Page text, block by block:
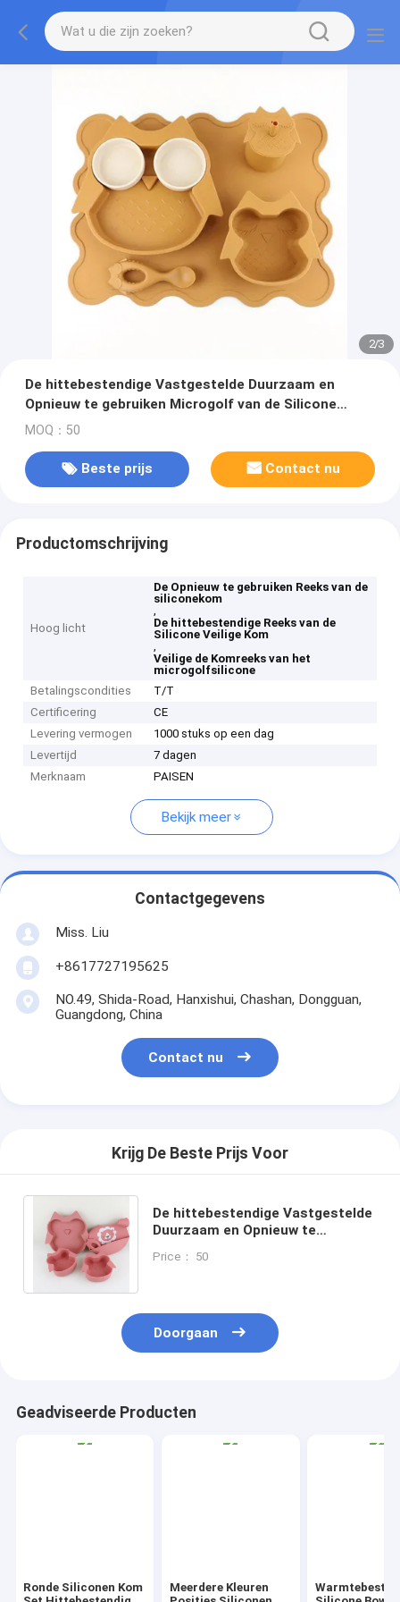
3/3
De hittebestendige Vastgestelde Duurzaam en
Opnieuw te gebruiken Microgolf van de Silicone
Veilige Kom
MOQ：50
Beste prijs Contact nu
Productomschrijving
Hoog licht
De Opnieuw te gebruiken Reeks van de
siliconekom
,
De hittebestendige Reeks van de
Silicone Veilige Kom
,
Veilige de Komreeks van het
microgolfsilicone
Betalingscondities
T/T
Certificering
CE
Levering vermogen
1000 stuks op een dag
Levertijd
7 dagen
Merknaam
PAISEN
Bekijk meer
Contactgegevens
Miss. Liu
+8617727195625
NO.49, Shida-Road, Hanxishui, Chashan, Dongguan,
Guangdong, China
Contact nu
Krijg De Beste Prijs Voor
De hittebestendige Vastgestelde
Duurzaam en Opnieuw te
Silicone Veilige Kom
Price： 50
Doorgaan
Geadviseerde Producten
Ronde Siliconen Kom
Meerdere Kleuren